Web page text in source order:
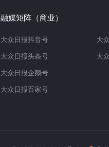
融媒矩阵（商业）
大众日报抖音号
大众日报头条号
大众日报企鹅号
大众日报百家号
大
大